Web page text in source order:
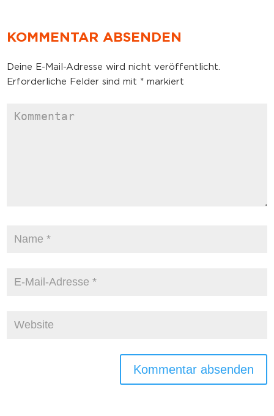
KOMMENTAR ABSENDEN
Deine E-Mail-Adresse wird nicht veröffentlicht.
Erforderliche Felder sind mit * markiert